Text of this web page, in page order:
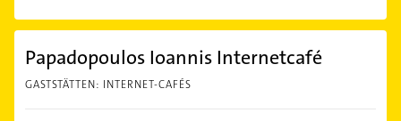
Papadopoulos Ioannis Internetcafé
GASTSTÄTTEN: INTERNET-CAFÉS